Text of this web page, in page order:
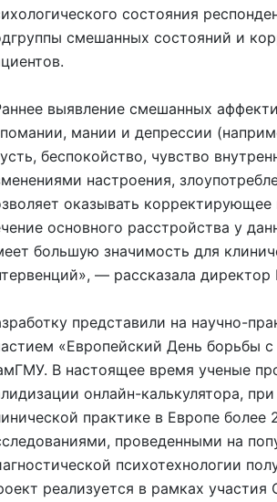
состояния
смешанных состояний и
выявление смешанных
мании и депрессии
беспокойство, чувство
настроения,
оказывать
основного расстройства у
большую значимость для
— рассказала
представили на научно-
«Европейский Дeнь борьбы
В настоящее время ученые
онлайн-калькулятора,
практике в Европе более
проведенными на
психотехнологии
реализуется в рамках